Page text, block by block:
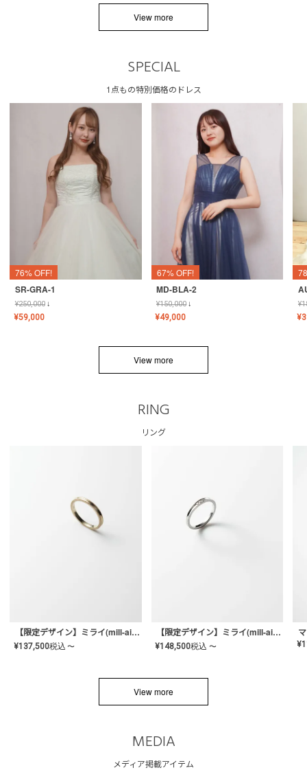
View more
SPECIAL
1点もの特別価格のドレス
76% OFF!
SR-GRA-1
¥250,000↓
¥59,000
67% OFF!
MD-BLA-2
¥150,000↓
¥49,000
¥
¥
View more
RING
リング
【限定デザイン】ミライ(mill-ai)リング
¥137,500税込 〜
【限定デザイン】ミライ(mill-ai)リング
¥148,500税込 〜 ¥
View more
MEDIA
メディア掲載アイテム